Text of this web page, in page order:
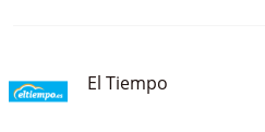
El Tiempo